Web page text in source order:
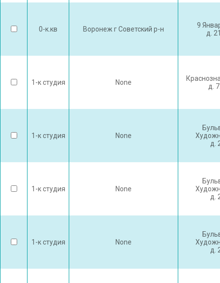
0-к.кв Воронеж г Советский р-н
9
д.
1-к студия None
д.
1-к студия None
д.
1-к студия None
д.
1-к студия None
д.